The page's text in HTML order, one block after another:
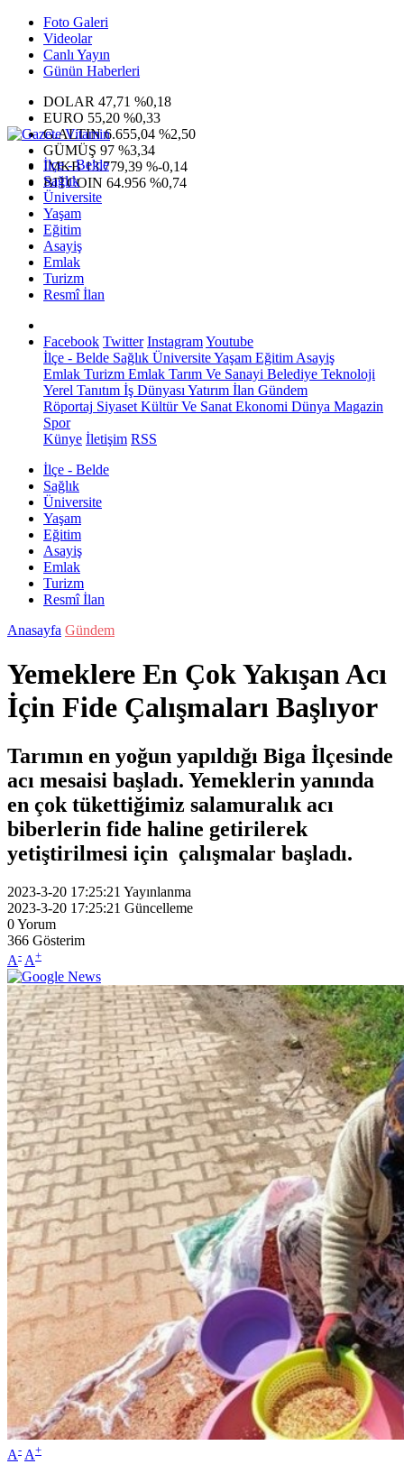
Foto Galeri
Videolar
Canlı Yayın
Günün Haberleri
DOLAR 47,71 %0,18
EURO 55,20 %0,33
G.ALTIN6.655,04 %2,50
GÜMÜŞ 97 %3,34
IMKB13.779,39 %-0,14
BITCOIN 64.956 %0,74
İlçe - Belde
Sağlık
Üniversite
Yaşam
Eğitim
Asayiş
Emlak
Turizm
Resmî İlan
Facebook Twitter InstagramYoutube
İlçe - Belde Sağlık ÜniversiteYaşam Eğitim Asayiş
Emlak Turizm Emlak Tarım Ve Sanayi Belediye Teknoloji
Yerel Tanıtım İş Dünyası Yatırım İlan Gündem
Röportaj Siyaset Kültür Ve Sanat Ekonomi Dünya Magazin
Spor
Künye İletişim RSS
İlçe - Belde
Sağlık
Üniversite
Yaşam
Eğitim
Asayiş
Emlak
Turizm
Resmî İlan
Anasayfa Gündem
Yemeklere En Çok Yakışan Acı
İçin Fide Çalışmaları Başlıyor
Tarımın en yoğun yapıldığı Biga İlçesinde
acı mesaisi başladı. Yemeklerin yanında
en çok tükettiğimiz salamuralık acı
biberlerin fide haline getirilerek
yetiştirilmesi için çalışmalar başladı.
2023-3-20 17:25:21 Yayınlanma
2023-3-20 17:25:21 Güncelleme
0Yorum
366 Gösterim
A- A+
A- A+